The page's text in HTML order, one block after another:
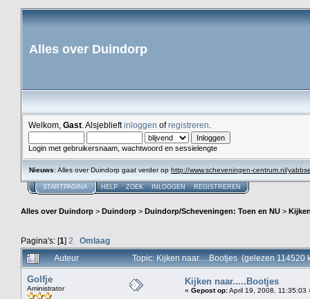
Alles over Duindorp
Welkom, Gast . Alsjeblieftinloggen ofregistreren
Login met gebruikersnaam, wachtwoord en sessielengte
Nieuws: Alles over Duindorp gaat verder op http://www.scheveningen-centrum.nl/
STARTPAGINA HELP ZOEK INLOGGEN REGISTREREN
Alles over Duindorp > Duindorp > Duindorp/Scheveningen: Toen en NU >
Pagina's: [1] 2
Omlaag
Auteur
Topic: Kijken naar.....Bootjes (gelezen 114520
Golfje
Aministrator
Kijken naar.....Bootjes
« Gepost op:April 19, 2008, 11:35:03